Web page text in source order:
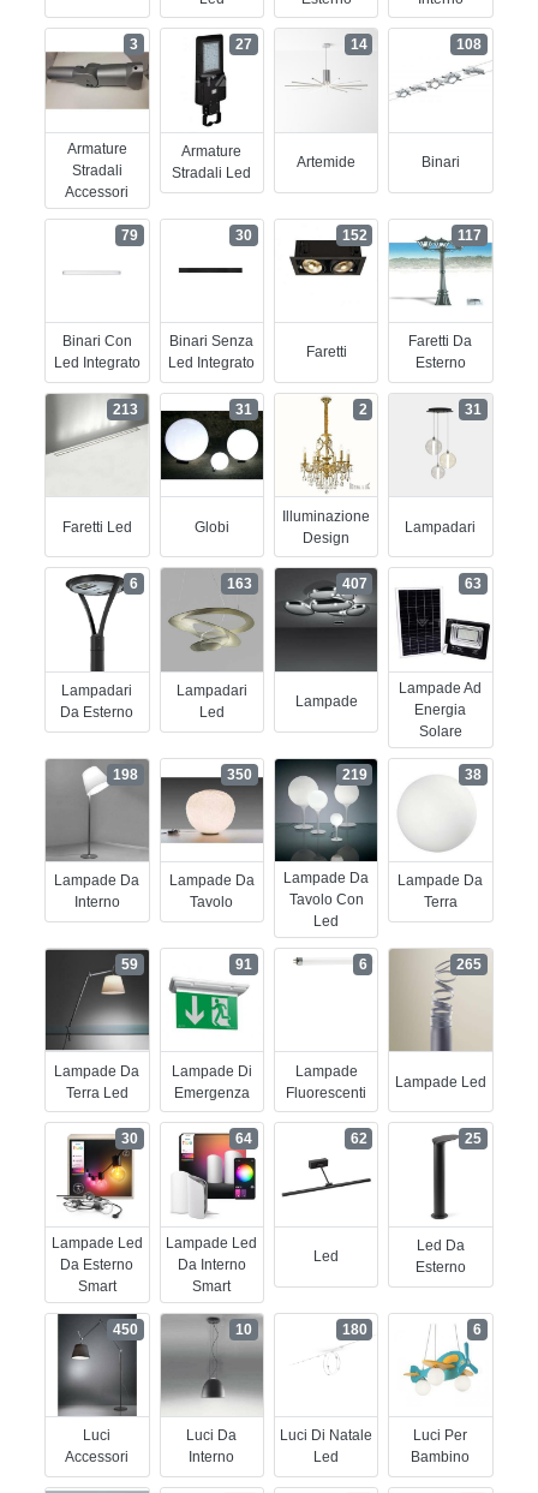
Armature
Stradali
Accessori
3
Armature
Stradali Led
27
Artemide
14
Binari
108
Binari Con
Led Integrato
79
Binari Senza
Led Integrato
30
Faretti
152
Faretti Da
Esterno
117
Faretti Led
213
Globi
31
Illuminazione
Design
2
Lampadari
31
Lampadari
Da Esterno
6
Lampadari
Led
163
Lampade
407
Lampade Ad
Energia
Solare
63
Lampade Da
Interno
198
Lampade Da
Tavolo
350
Lampade Da
Tavolo Con
Led
219
Lampade Da
Terra
38
Lampade Da
Terra Led
59
Lampade Di
Emergenza
91
Lampade
Fluorescenti
6
Lampade Led
265
Lampade Led
Da Esterno
Smart
30
Lampade Led
Da Interno
Smart
64
Led
62
Led Da
Esterno
25
Luci
Accessori
450
Luci Da
Interno
10
Luci Di Natale
Led
180
Luci Per
Bambino
6